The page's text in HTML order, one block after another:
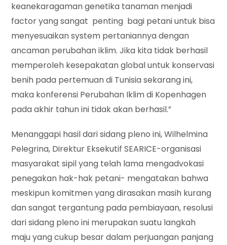
keanekaragaman genetika tanaman menjadi
factor yang sangat penting bagi petani untuk bisa
menyesuaikan system pertaniannya dengan
ancaman perubahan iklim. Jika kita tidak berhasil
memperoleh kesepakatan global untuk konservasi
benih pada pertemuan di Tunisia sekarang ini,
maka konferensi Perubahan Iklim di Kopenhagen
pada akhir tahun ini tidak akan berhasil.”
Menanggapi hasil dari sidang pleno ini, Wilhelmina
Pelegrina, Direktur Eksekutif SEARICE-organisasi
masyarakat sipil yang telah lama mengadvokasi
penegakan hak-hak petani- mengatakan bahwa
meskipun komitmen yang dirasakan masih kurang
dan sangat tergantung pada pembiayaan, resolusi
dari sidang pleno ini merupakan suatu langkah
maju yang cukup besar dalam perjuangan panjang